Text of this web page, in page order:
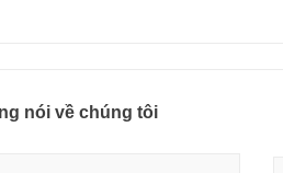
nói về chúng tôi